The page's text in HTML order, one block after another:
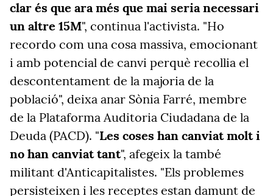
clar és que ara més que mai seria necessari
un altre 15M", continua l'activista. "Ho
recordo com una cosa massiva, emocionant
i amb potencial de canvi perquè recollia el
descontentament de la majoria de la
població", deixa anar Sònia Farré, membre
de la Plataforma Auditoria Ciudadana de la
Deuda (PACD). "Les coses han canviat molt i
no han canviat tant", afegeix la també
militant d'Anticapitalistes. "Els problemes
persisteixen i les receptes estan damunt de